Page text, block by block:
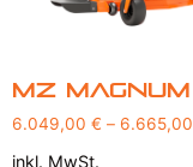
MZ Magnum
6.049,00 € – 6.665,00
inkl. MwSt.